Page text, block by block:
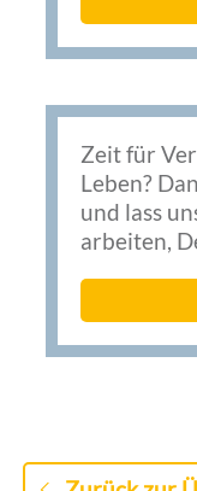
Zeit für
Leben?
und lass
arbeiten,